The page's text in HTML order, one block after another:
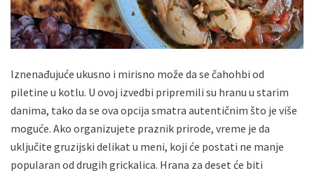
Iznenađujuće ukusno i mirisno može da se čahohbi od
piletine u kotlu. U ovoj izvedbi pripremili su hranu u starim
danima, tako da se ova opcija smatra autentičnim što je više
moguće. Ako organizujete praznik prirode, vreme je da
uključite gruzijski delikat u meni, koji će postati ne manje
popularan od drugih grickalica. Hrana za deset će biti